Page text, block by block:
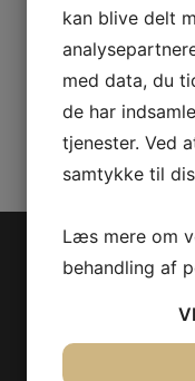
Varenummer (SKU):
Kategorier: PWC,
Jet-
8361
kan blive delt
med data, du
de har
tjenester. Ved
samtykke til
Læs mere om
behandling af